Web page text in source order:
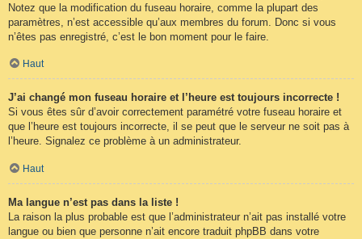
Notez que la modification du fuseau horaire, comme la plupart des
paramètres, n’est accessible qu’aux membres du forum. Donc si vous
n’êtes pas enregistré, c’est le bon moment pour le faire.
Haut
J’ai changé mon fuseau horaire et l’heure est toujours incorrecte !
Si vous êtes sûr d’avoir correctement paramétré votre fuseau horaire et
que l’heure est toujours incorrecte, il se peut que le serveur ne soit pas à
l’heure. Signalez ce problème à un administrateur.
Haut
Ma langue n’est pas dans la liste !
La raison la plus probable est que l’administrateur n’ait pas installé votre
langue ou bien que personne n’ait encore traduit phpBB dans votre